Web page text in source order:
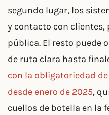
segundo lugar, los
y contacto con
pública. El resto puede
de ruta clara hasta
con la obligatoriedad
desde enero de 2025,
cuellos de botella en la